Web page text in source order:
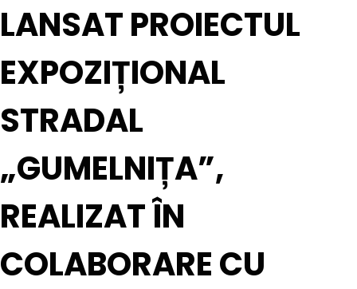
LANSAT PROIECTUL
EXPOZIȚIONAL
STRADAL
„GUMELNIȚA”,
REALIZAT ÎN
COLABORARE CU